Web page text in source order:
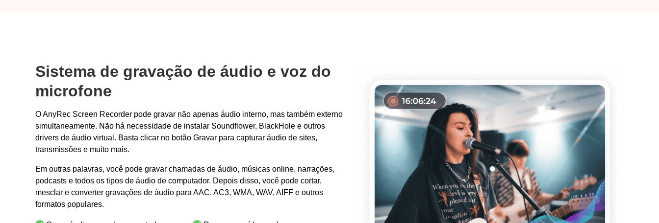
Sistema de gravação de áudio e voz do
microfone
O AnyRec Screen Recorder pode gravar não apenas áudio interno, mas também externo
simultaneamente. Não há necessidade de instalar Soundflower, BlackHole e outros
drivers de áudio virtual. Basta clicar no botão Gravar para capturar áudio de sites,
transmissões e muito mais.
Em outras palavras, você pode gravar chamadas de áudio, músicas online, narrações,
podcasts e todos os tipos de áudio de computador. Depois disso, você pode cortar,
mesclar e converter gravações de áudio para AAC, AC3, WMA, WAV, AIFF e outros
formatos populares.